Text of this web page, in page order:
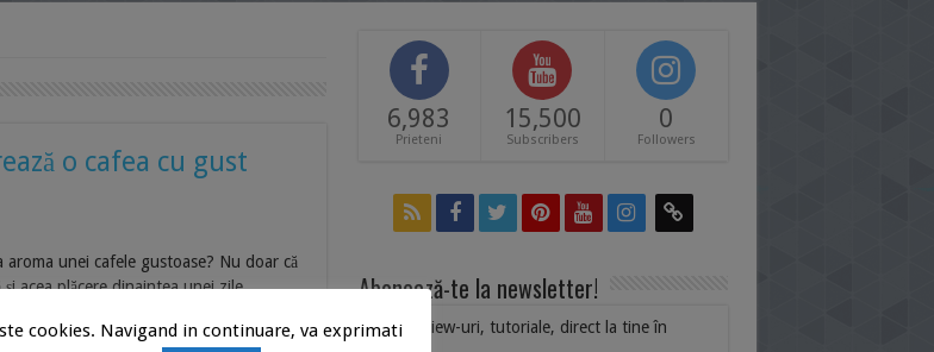
o cafea cu gust
unei cafele gustoase? Nu doar că
acea plăcere dinaintea unei zile
ceea ce faci. Iar acest imbold ți-l va
6,983
Prieteni
15,500
Subscribers
0
Followers
Abonează-te la newsletter!
Știri, review-uri, tutoriale, direct la tine în
cookies. Navigand in continuare, va exprimati